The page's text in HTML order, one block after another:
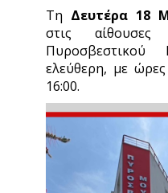
Τη Δευτέρα 18
στις
ελεύθερη, με
16:00.